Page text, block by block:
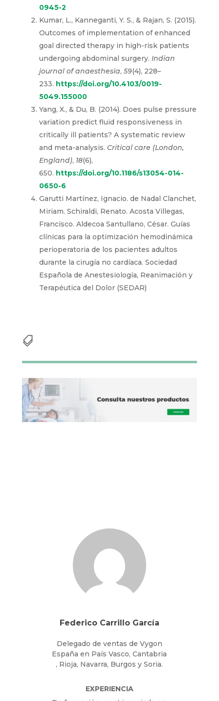
0945-2
Kumar, L., Kanneganti, Y. S., & Rajan, S. (2015).
Outcomes of implementation of enhanced
goal directed therapy in high-risk patients
undergoing abdominal surgery. Indian
journal of anaesthesia, 59(4), 228–
233. https://doi.org/10.4103/0019-
5049.155000
Yang, X., & Du, B. (2014). Does pulse pressure
variation predict fluid responsiveness in
critically ill patients? A systematic review
and meta-analysis. Critical care (London,
England), 18(6),
650. https://doi.org/10.1186/s13054-014-
0650-6
Garutti Martínez, Ignacio. de Nadal Clanchet,
Miriam. Schiraldi, Renato. Acosta Villegas,
Francisco. Aldecoa Santullano, César. Guías
clínicas para la optimización hemodinámica
perioperatoria de los pacientes adultos
durante la cirugía no cardíaca. Sociedad
Española de Anestesiología, Reanimación y
Terapéutica del Dolor (SEDAR)

Federico Carrillo García
Delegado de ventas de Vygon
España en País Vasco, Cantabria
, Rioja, Navarra, Burgos y Soria.
EXPERIENCIA